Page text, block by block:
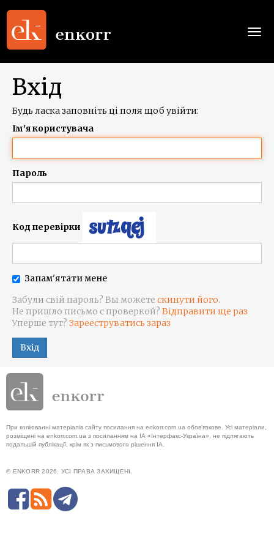
Вхід
Будь ласка заповніть ці поля щоб увійти:
Ім'я користувача
Пароль
Код перевірки
Запам'ятати мене
Забули свій пароль? Вы можете скинути його.
Не пришло письмо с проверкой? Відправити ще раз
Уперше тут? Зарееструватись зараз
Вхід
При копіюванні матеріалів сайту посилання на enkorr.com.ua обов'язкове. Усі матеріали,
розміщені на enkorr.com.ua з посиланням на ІА «Інтерфакс-Україна», не підлягають
подальшій публікації, крім як з письмового рішення ІА.
© ENKORR 2026. УСІ ПРАВА ЗАХИЩЕНІ.